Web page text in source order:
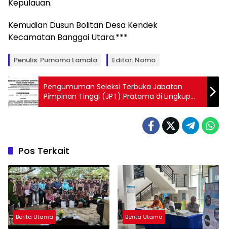
Kepulauan.
Kemudian Dusun Bolitan Desa Kendek
Kecamatan Banggai Utara.***
Penulis: Purnomo Lamala Editor: Nomo
Pengumuman Seleksi Terbuka Jabatan
Pimpinan Tinggi (JPT) Pratama di Lingkup
Pemerintah Kabupaten Banggai Laut
Pos Terkait
Berita Utama Berita Utama